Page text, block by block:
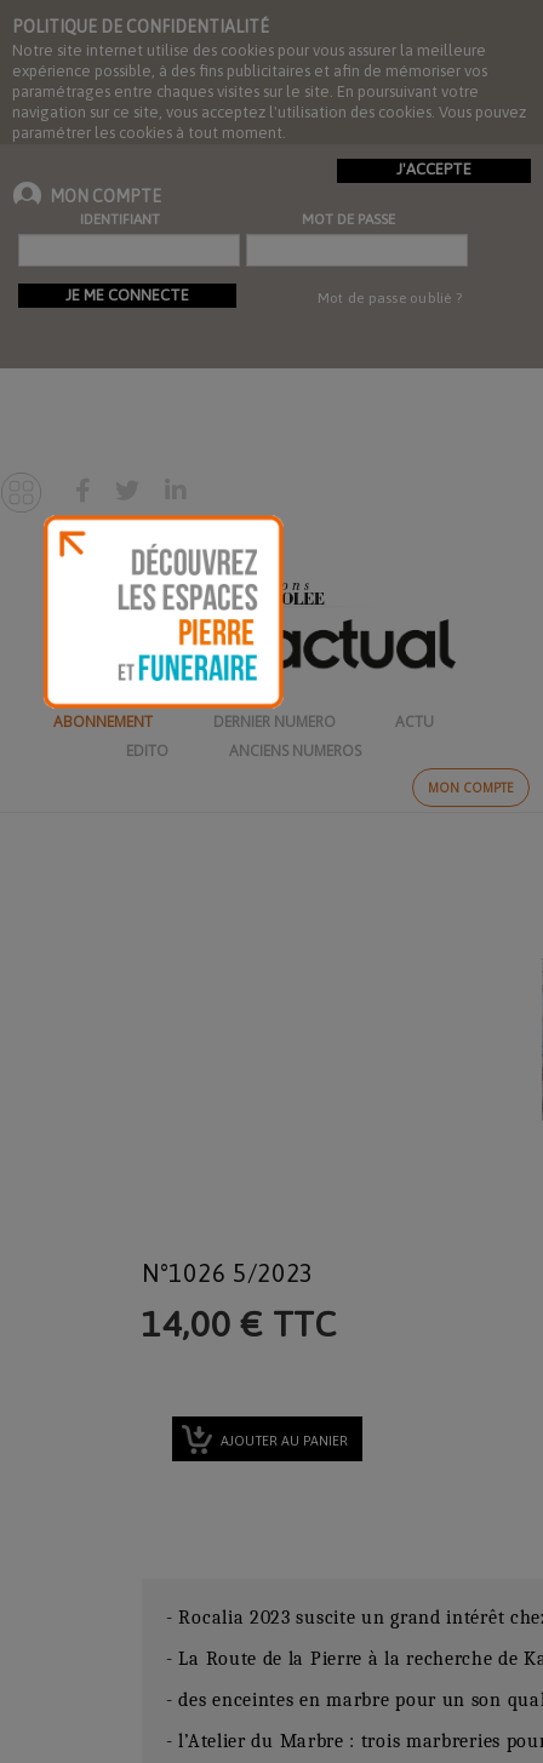
POLITIQUE DE CONFIDENTIALITÉ
Notre site internet utilise des cookies pour vous assurer la meilleure
expérience possible, à des fins publicitaires et afin de mémoriser vos
paramétrages entre chaques visites sur le site. En poursuivant votre
navigation sur ce site, vous acceptez l'utilisation des cookies. Vous pouvez
paramétrer les cookies à tout moment.
J'ACCEPTE
MON COMPTE
IDENTIFIANT MOT DE PASSE
JE ME CONNECTE Mot de passe oublié ?
MON COMPTE
ABONNEMENT DERNIER NUMERO
ACTU
EDITO
ANCIENS NUMEROS
N°1026 5/2023
14,00 € TTC
AJOUTER AU PANIER
- Rocalia 2023 suscite un grand intérêt
- La Route de la Pierre à la recherche de
- des enceintes en marbre pour un son
- l’Atelier du Marbre : trois marbreries